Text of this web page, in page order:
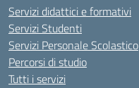
Servizi didattici e formativi
Servizi Studenti
Servizi Personale Scolastico
Percorsi di studio
Tutti i servizi